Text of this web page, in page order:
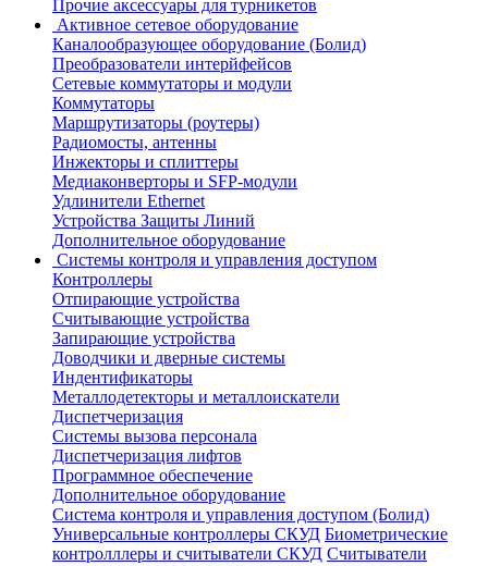
Прочие аксессуары для турникетов
Активное сетевое оборудование
Каналообразующее оборудование (Болид)
Преобразователи интерйфейсов
Сетевые коммутаторы и модули
Коммутаторы
Маршрутизаторы (роутеры)
Радиомосты, антенны
Инжекторы и сплиттеры
Медиаконверторы и SFP-модули
Удлинители Ethernet
Устройства Защиты Линий
Дополнительное оборудование
Системы контроля и управления доступом
Контроллеры
Отпирающие устройства
Считывающие устройства
Запирающие устройства
Доводчики и дверные системы
Индентификаторы
Металлодетекторы и металлоискатели
Диспетчеризация
Системы вызова персонала
Диспетчеризация лифтов
Программное обеспечение
Дополнительное оборудование
Система контроля и управления доступом (Болид)
Универсальные контроллеры СКУД Биометрические
контролллеры и считыватели СКУД Считыватели